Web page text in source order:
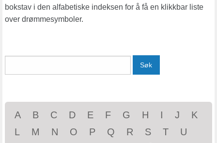
bokstav i den alfabetiske indeksen for å få en klikkbar liste
over drømmesymboler.
Søk
A B C D E F G H I J
K
L
M N O P Q R S T
U